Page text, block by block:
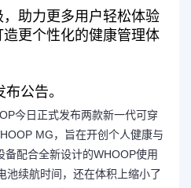
助力更多用户轻松体验
更个性化的健康管理体
公告。
今日正式发布两款新一代可穿
MG，旨在开创个人健康与
配合全新设计的WHOOP使用
池续航时间，还在体积上缩小了